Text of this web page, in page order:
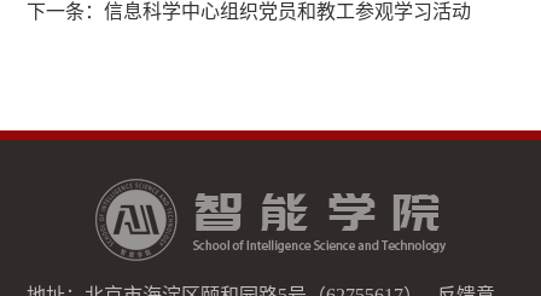
下一条：信息科学中心组织党员和教工参观学习活动